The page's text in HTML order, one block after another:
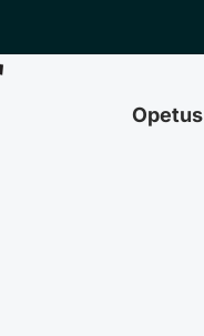
Opetus